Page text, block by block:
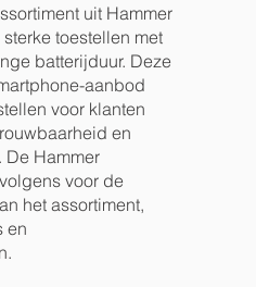
uit Hammer
toestellen met
batterijduur. Deze
aanbod
voor klanten
en
De Hammer
voor de
het assortiment,
en